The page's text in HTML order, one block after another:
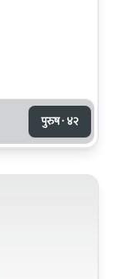
पुरुष · ४२